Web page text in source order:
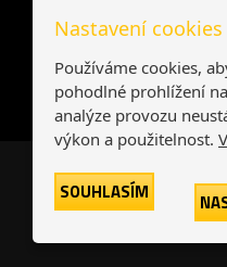
Česká
-
Nastavení cookies
Používáme cookies,
pohodlné prohlížení
analýze provozu
výkon a použitelnost.
SOUHLASÍM